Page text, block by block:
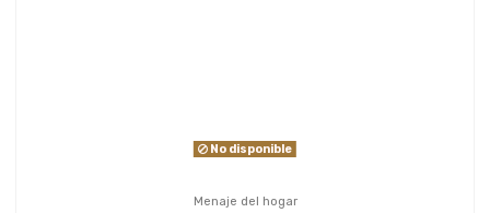
No disponible
Menaje del hogar